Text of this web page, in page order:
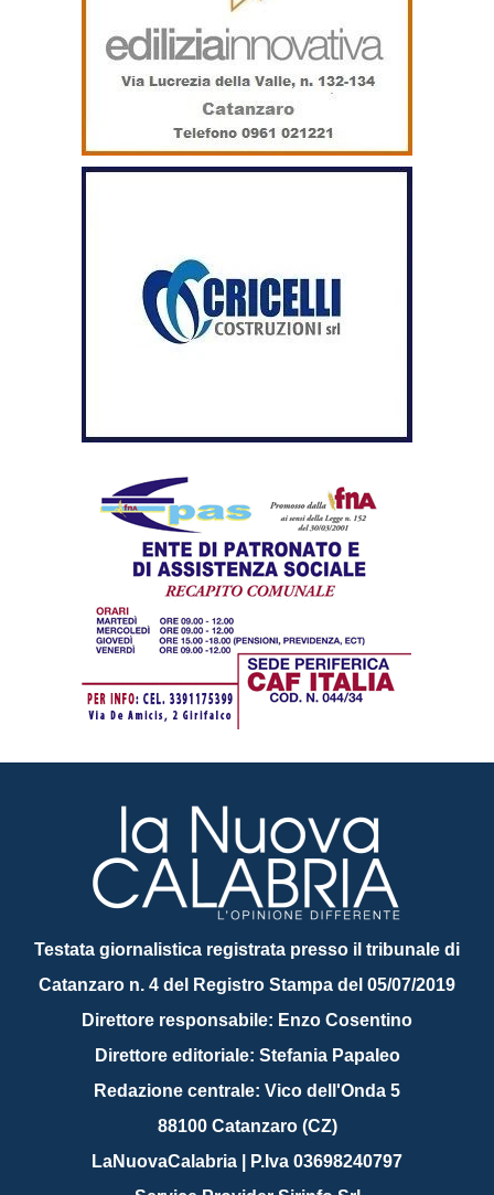
Testata giornalistica registrata presso il tribunale di
Catanzaro n. 4 del Registro Stampa del 05/07/2019
Direttore responsabile: Enzo Cosentino
Direttore editoriale: Stefania Papaleo
Redazione centrale: Vico dell'Onda 5
88100 Catanzaro (CZ)
LaNuovaCalabria | P.Iva 03698240797